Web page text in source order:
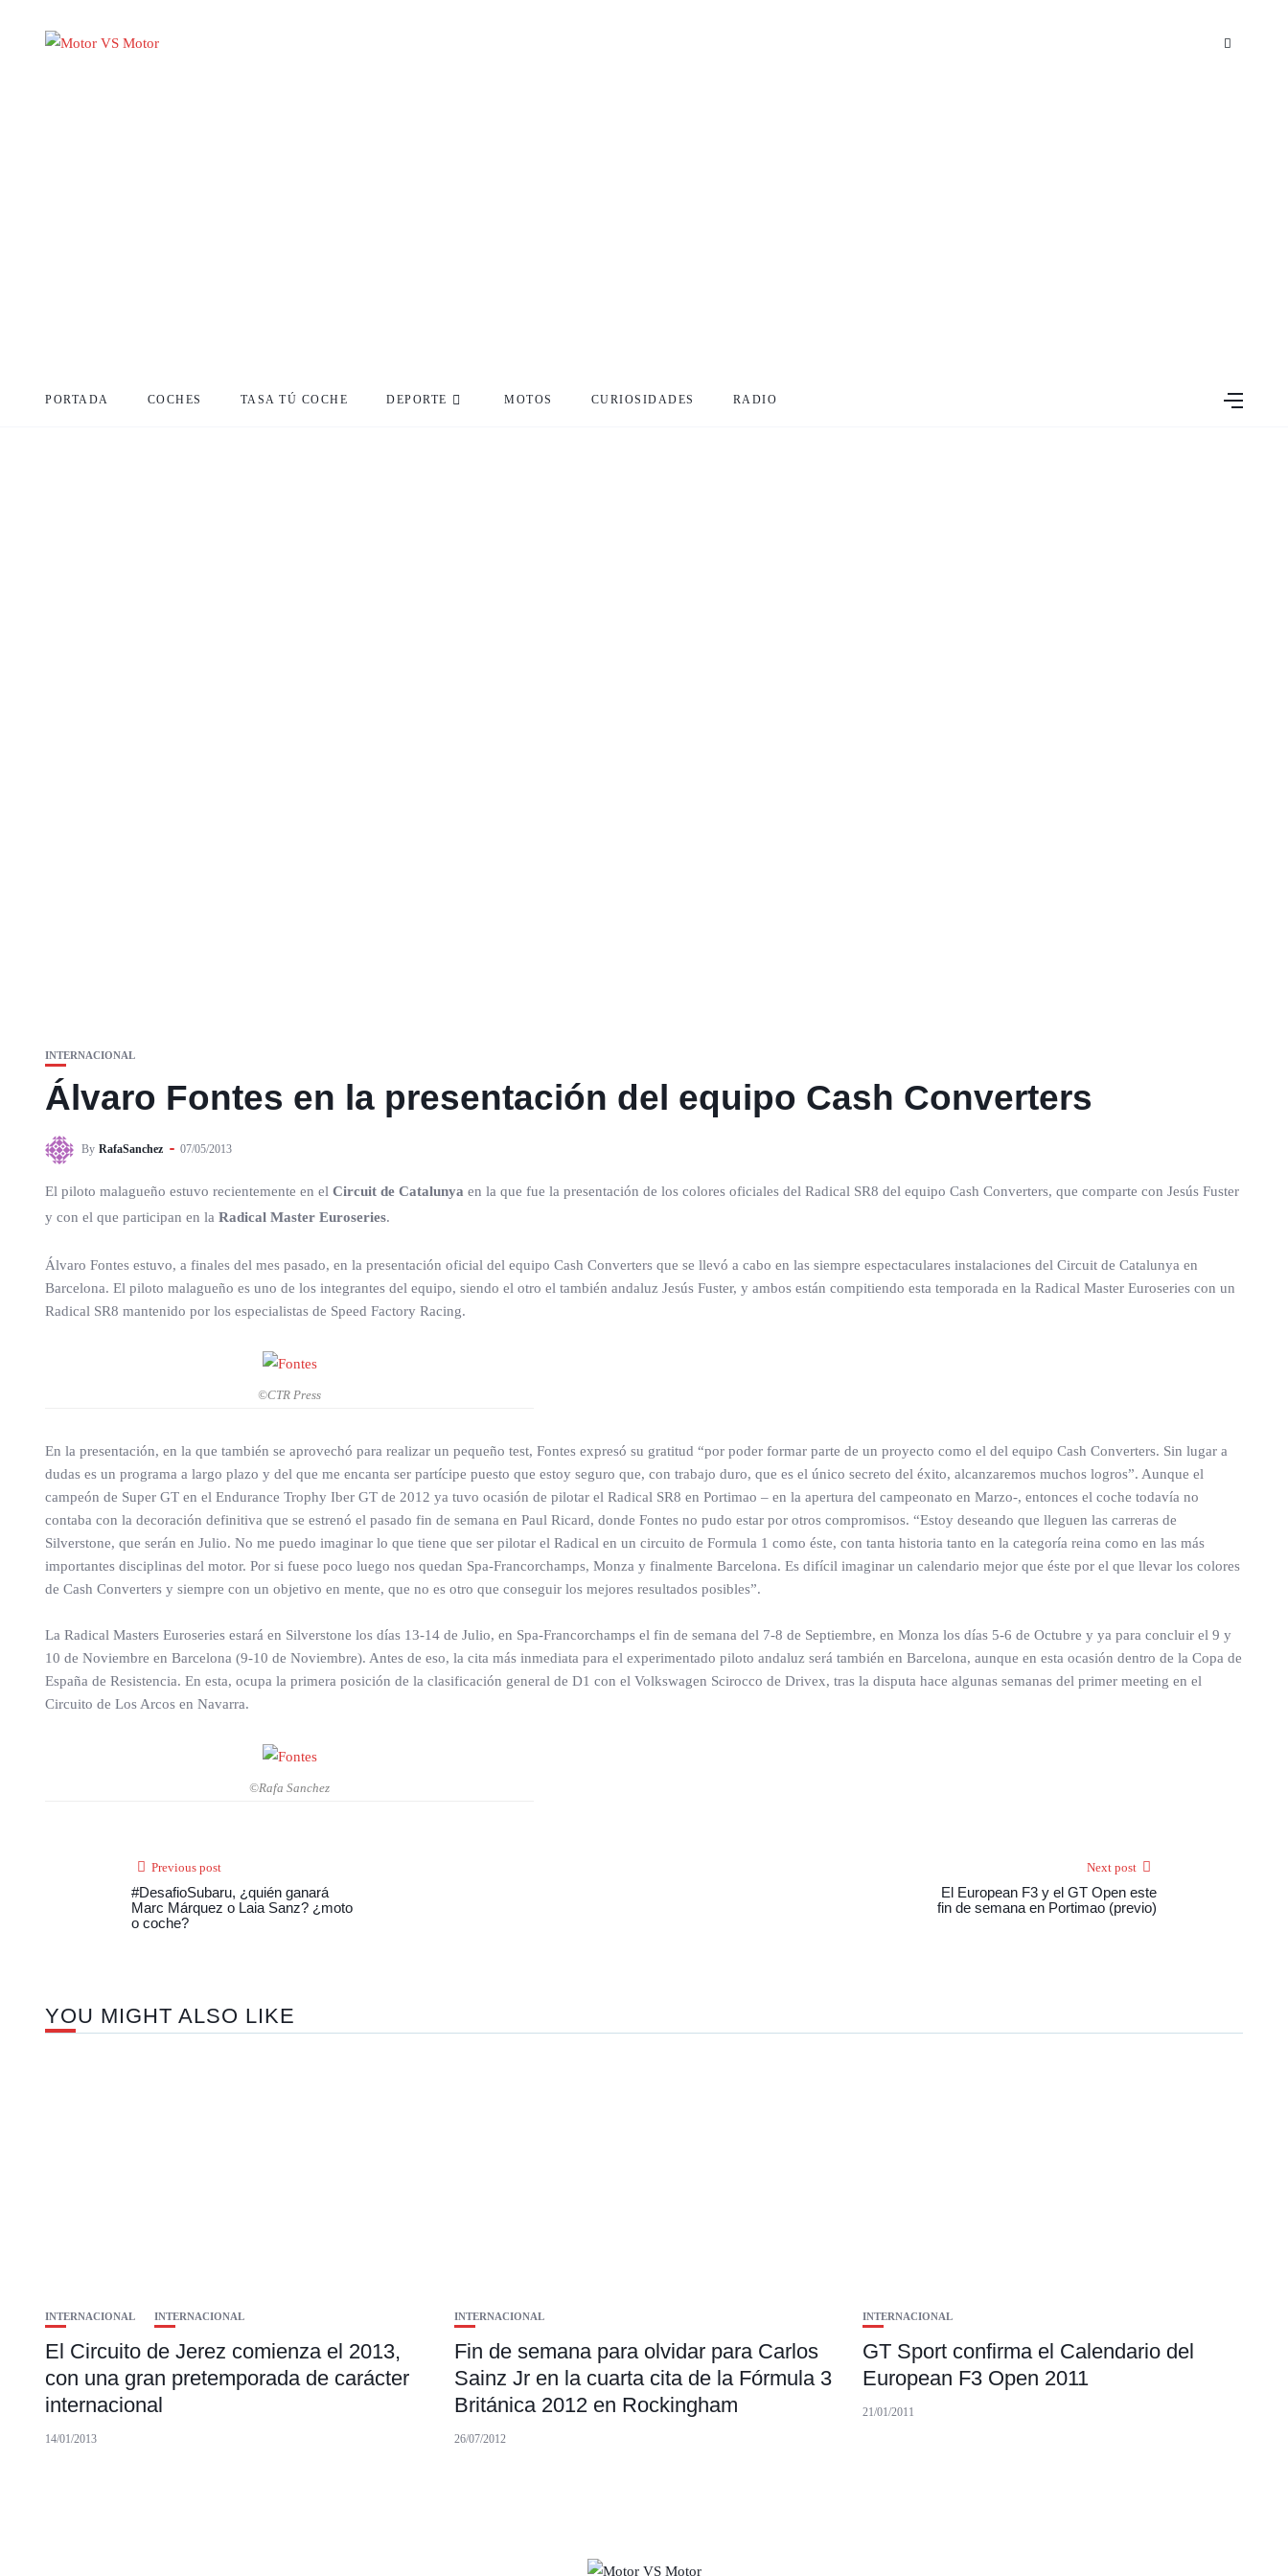
PORTADA COCHES TASA TÚ COCHE DEPORTE MOTOS CURIOSIDADES RADIO
INTERNACIONAL
Álvaro Fontes en la presentación del equipo Cash Converters
By RafaSanchez 07/05/2013
El piloto malagueño estuvo recientemente en el Circuit de Catalunya en la que fue la presentación de los colores oficiales del Radical SR8 del equipo Cash Converters, que comparte con Jesús Fuster
y con el que participan en la Radical Master Euroseries.
Álvaro Fontes estuvo, a finales del mes pasado, en la presentación oficial del equipo Cash Converters que se llevó a cabo en las siempre espectaculares instalaciones del Circuit de Catalunya en
Barcelona. El piloto malagueño es uno de los integrantes del equipo, siendo el otro el también andaluz Jesús Fuster, y ambos están compitiendo esta temporada en la Radical Master Euroseries con un
Radical SR8 mantenido por los especialistas de Speed Factory Racing.
©CTR Press
En la presentación, en la que también se aprovechó para realizar un pequeño test, Fontes expresó su gratitud “por poder formar parte de un proyecto como el del equipo Cash Converters. Sin lugar a
dudas es un programa a largo plazo y del que me encanta ser partícipe puesto que estoy seguro que, con trabajo duro, que es el único secreto del éxito, alcanzaremos muchos logros”. Aunque el
campeón de Super GT en el Endurance Trophy Iber GT de 2012 ya tuvo ocasión de pilotar el Radical SR8 en Portimao – en la apertura del campeonato en Marzo-, entonces el coche todavía no
contaba con la decoración definitiva que se estrenó el pasado fin de semana en Paul Ricard, donde Fontes no pudo estar por otros compromisos. “Estoy deseando que lleguen las carreras de
Silverstone, que serán en Julio. No me puedo imaginar lo que tiene que ser pilotar el Radical en un circuito de Formula 1 como éste, con tanta historia tanto en la categoría reina como en las más
importantes disciplinas del motor. Por si fuese poco luego nos quedan Spa-Francorchamps, Monza y finalmente Barcelona. Es difícil imaginar un calendario mejor que éste por el que llevar los colores
de Cash Converters y siempre con un objetivo en mente, que no es otro que conseguir los mejores resultados posibles”.
La Radical Masters Euroseries estará en Silverstone los días 13-14 de Julio, en Spa-Francorchamps el fin de semana del 7-8 de Septiembre, en Monza los días 5-6 de Octubre y ya para concluir el 9 y
10 de Noviembre en Barcelona (9-10 de Noviembre). Antes de eso, la cita más inmediata para el experimentado piloto andaluz será también en Barcelona, aunque en esta ocasión dentro de la Copa de
España de Resistencia. En esta, ocupa la primera posición de la clasificación general de D1 con el Volkswagen Scirocco de Drivex, tras la disputa hace algunas semanas del primer meeting en el
Circuito de Los Arcos en Navarra.
©Rafa Sanchez
Previous post
#DesafioSubaru, ¿quién ganará
Marc Márquez o Laia Sanz? ¿moto
o coche?
Next post
El European F3 y el GT Open este
fin de semana en Portimao (previo)
YOU MIGHT ALSO LIKE
INTERNACIONAL INTERNACIONAL
El Circuito de Jerez comienza el 2013,
con una gran pretemporada de carácter
internacional
14/01/2013
INTERNACIONAL
Fin de semana para olvidar para Carlos
Sainz Jr en la cuarta cita de la Fórmula 3
Británica 2012 en Rockingham
26/07/2012
INTERNACIONAL
GT Sport confirma el Calendario del
European F3 Open 2011
21/01/2011